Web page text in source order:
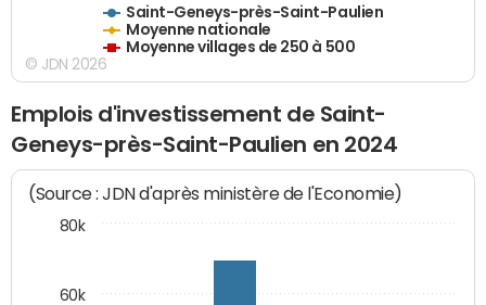
Saint-Geneys-près-Saint-Paulien
Moyenne nationale
Moyenne villages de 250 à 500
© JDN 2026
Emplois d'investissement de Saint-
Geneys-près-Saint-Paulien en 2024
(Source : JDN d'après ministère de l'Economie)
60k
80k